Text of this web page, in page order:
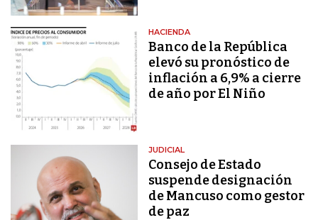
HACIENDA
Banco de la República
elevó su pronóstico de
inflación a 6,9% a cierre
de año por El Niño
JUDICIAL
Consejo de Estado
suspende designación
de Mancuso como gestor
de paz